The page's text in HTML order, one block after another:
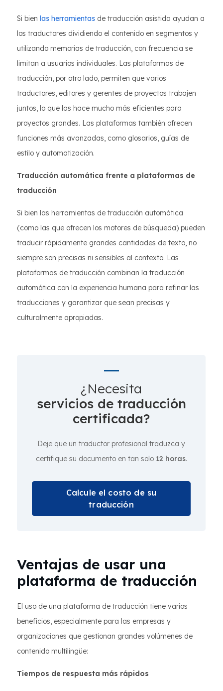
Si bien las herramientas de traducción asistida ayudan a
los traductores dividiendo el contenido en segmentos y
utilizando memorias de traducción, con frecuencia se
limitan a usuarios individuales. Las plataformas de
traducción, por otro lado, permiten que varios
traductores, editores y gerentes de proyectos trabajen
juntos, lo que las hace mucho más eficientes para
proyectos grandes. Las plataformas también ofrecen
funciones más avanzadas, como glosarios, guías de
estilo y automatización.
Traducción automática frente a plataformas de
traducción
Si bien las herramientas de traducción automática
(como las que ofrecen los motores de búsqueda) pueden
traducir rápidamente grandes cantidades de texto, no
siempre son precisas ni sensibles al contexto. Las
plataformas de traducción combinan la traducción
automática con la experiencia humana para refinar las
traducciones y garantizar que sean precisas y
culturalmente apropiadas.
¿Necesita
servicios de traducción
certificada?
Deje que un traductor profesional traduzca y
certifique su documento en tan solo 12 horas.
Calcule el costo de su
traducción
Ventajas de usar una
plataforma de traducción
El uso de una plataforma de traducción tiene varios
beneficios, especialmente para las empresas y
organizaciones que gestionan grandes volúmenes de
contenido multilingüe:
Tiempos de respuesta más rápidos